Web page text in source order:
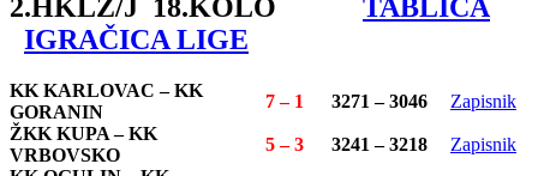
2.HKLZ/J 18.KOLO TABLICA
IGRAČICA LIGE
KK KARLOVAC – KK
GORANIN
7 – 1 3271 – 3046
Zapisnik
ŽKK KUPA – KK
VRBOVSKO
5 – 3 3241 – 3218
Zapisnik